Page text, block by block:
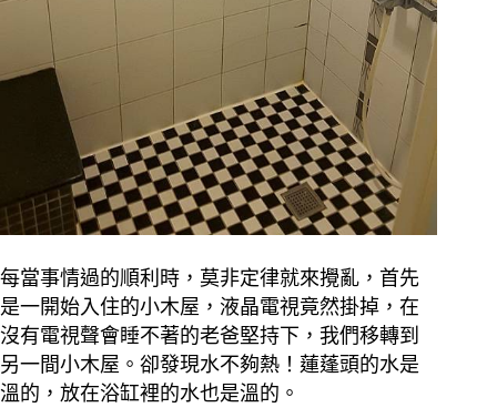
每當事情過的順利時，莫非定律就來攪亂，首先
是一開始入住的小木屋，液晶電視竟然掛掉，在
沒有電視聲會睡不著的老爸堅持下，我們移轉到
另一間小木屋。卻發現水不夠熱！蓮蓬頭的水是
溫的，放在浴缸裡的水也是溫的。